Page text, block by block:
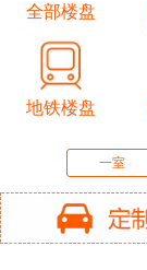
全部楼盘
地铁楼盘
一室